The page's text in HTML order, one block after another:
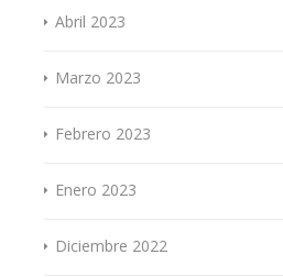
Abril 2023
Marzo 2023
Febrero 2023
Enero 2023
Diciembre 2022